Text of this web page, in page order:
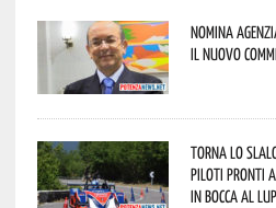
Nomina
il nuovo
Torna lo
piloti pronti a
In bocca al